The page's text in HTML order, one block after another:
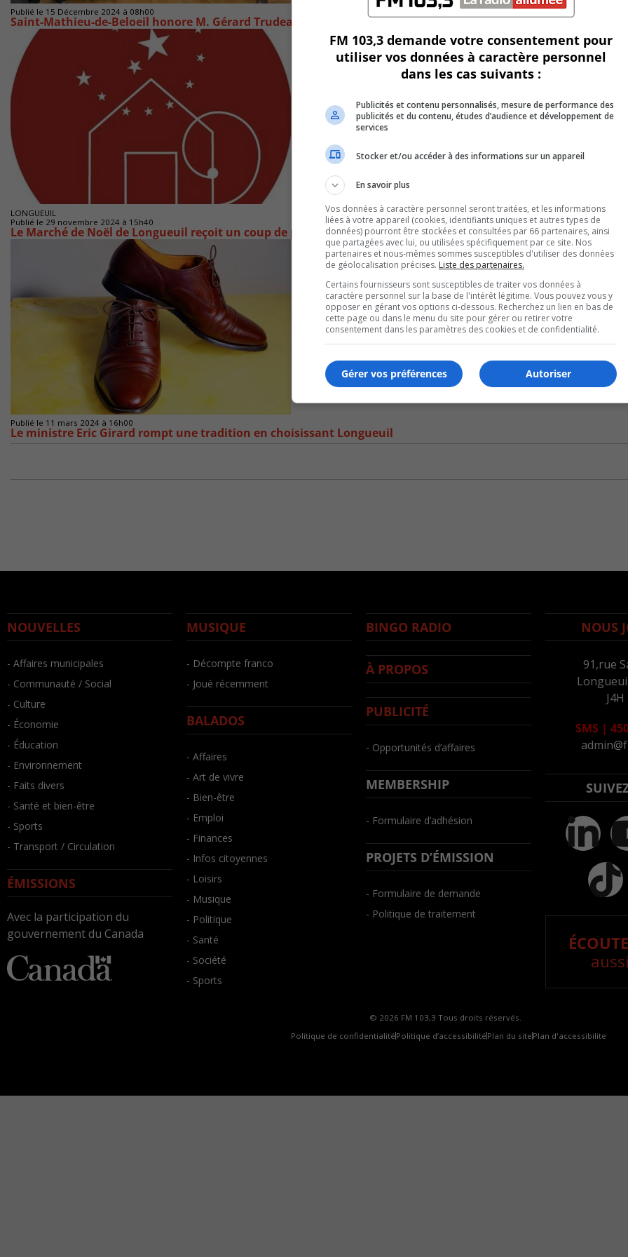
Publié le 15 Décembre 2024 à 08h00
Saint-Mathieu-de-Beloeil honore M. Gérard Trudeau
LONGUEUIL
Publié le 29 novembre 2024 à 15h40
Le Marché de Noël de Longueuil reçoit un coup de pouce du gouvernement
Publié le 11 mars 2024 à 16h00
Le ministre Eric Girard rompt une tradition en choisissant Longueuil
NOUVELLES
- Affaires municipales
- Communauté / Social
- Culture
- Économie
- Éducation
- Environnement
- Faits divers
- Santé et bien-être
- Sports
- Transport / Circulation
ÉMISSIONS
Avec la participation du
gouvernement du Canada
MUSIQUE
- Décompte franco
- Joué récemment
BALADOS
- Affaires
- Art de vivre
- Bien-être
- Emploi
- Finances
- Infos citoyennes
- Loisirs
- Musique
- Politique
- Santé
- Société
- Sports
BINGO RADIO
À PROPOS
PUBLICITÉ
- Opportunités d’affaires
MEMBERSHIP
- Formulaire d’adhésion
PROJETS D’ÉMISSION
- Formulaire de demande
- Politique de traitement
NOUS
91,rue
SMS |
© 2026 FM 103,3 Tous droits réservés.
Politique de confidentialité Politique d’accessibilité Plan du site Plan d'accessibilite
FM 103,3 demande votre consentement pour
utiliser vos données à caractère personnel
dans les cas suivants :
Publicités et contenu personnalisés, mesure de performance des
publicités et du contenu, études d’audience et développement de
services
Stocker et/ou accéder à des informations sur un appareil
En savoir plus
Vos données à caractère personnel seront traitées, et les informations
liées à votre appareil (cookies, identifiants uniques et autres types de
données) pourront être stockées et consultées par 66 partenaires, ainsi
que partagées avec lui, ou utilisées spécifiquement par ce site. Nos
partenaires et nous-mêmes sommes susceptibles d'utiliser des données
de géolocalisation précises. Liste des partenaires.
Certains fournisseurs sont susceptibles de traiter vos données à
caractère personnel sur la base de l'intérêt légitime. Vous pouvez vous y
opposer en gérant vos options ci-dessous. Recherchez un lien en bas de
cette page ou dans le menu du site pour gérer ou retirer votre
consentement dans les paramètres des cookies et de confidentialité.
Autoriser
Gérer vos préférences